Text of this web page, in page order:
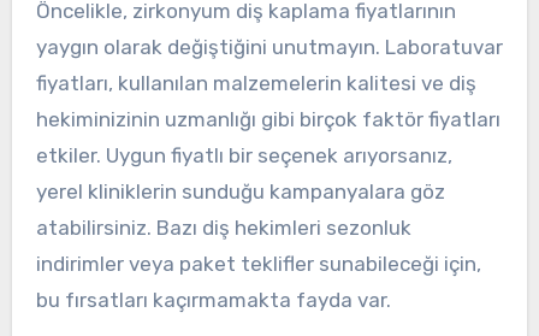
Öncelikle, zirkonyum diş kaplama fiyatlarının
yaygın olarak değiştiğini unutmayın. Laboratuvar
fiyatları, kullanılan malzemelerin kalitesi ve diş
hekiminizinin uzmanlığı gibi birçok faktör fiyatları
etkiler. Uygun fiyatlı bir seçenek arıyorsanız,
yerel kliniklerin sunduğu kampanyalara göz
atabilirsiniz. Bazı diş hekimleri sezonluk
indirimler veya paket teklifler sunabileceği için,
bu fırsatları kaçırmamakta fayda var.